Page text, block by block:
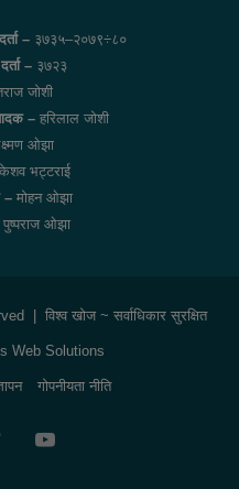
– ३७३५–२०७९÷८०
– ३७२३
जोशी
– हरिलाल जोशी
ओझा
भट्टराई
–मोहन ओझा
ओझा
| विश्व खोज~ सर्वाधिकार सुरक्षित
Web Solutions
गोपनीयता नीति
Twitter